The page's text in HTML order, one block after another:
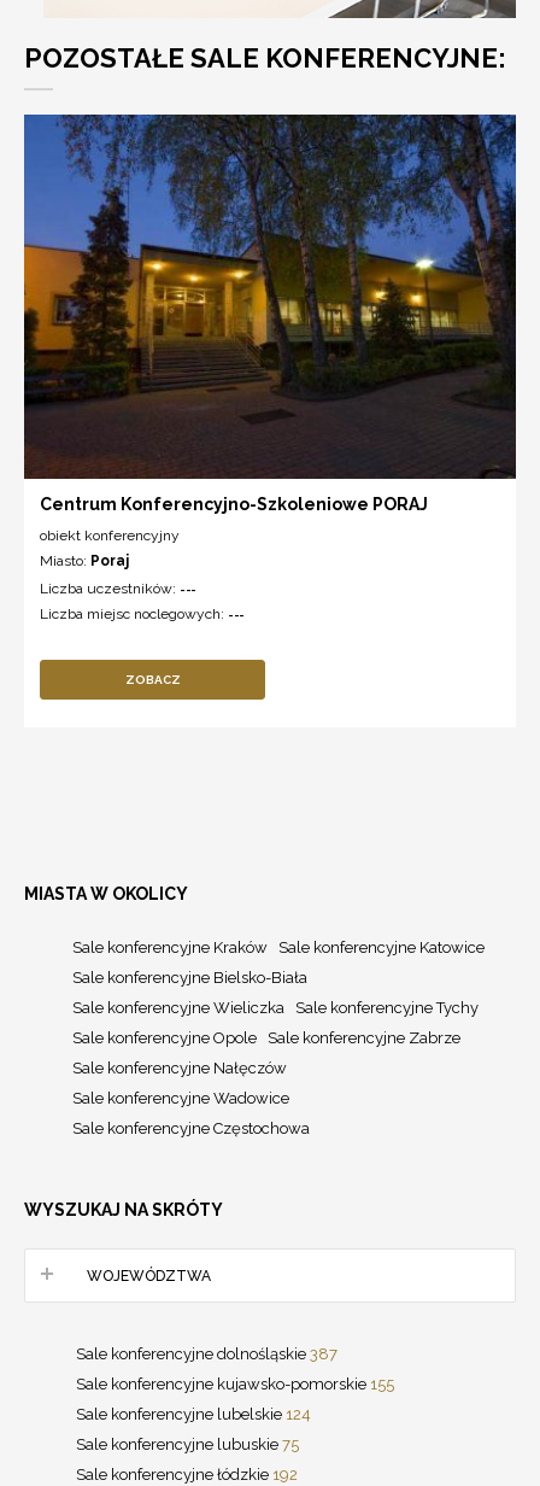
POZOSTAŁE SALE KONFERENCYJNE:
Centrum Konferencyjno-Szkoleniowe PORAJ
obiekt konferencyjny
Miasto: Poraj
Liczba uczestników: ---
Liczba miejsc noclegowych: ---
ZOBACZ
MIASTA W OKOLICY
Sale konferencyjne Kraków
Sale konferencyjne Katowice
Sale konferencyjne Bielsko-Biała
Sale konferencyjne Wieliczka
Sale konferencyjne Tychy
Sale konferencyjne Opole
Sale konferencyjne Zabrze
Sale konferencyjne Nałęczów
Sale konferencyjne Wadowice
Sale konferencyjne Częstochowa
WYSZUKAJ NA SKRÓTY
WOJEWÓDZTWA
Sale konferencyjne dolnośląskie 387
Sale konferencyjne kujawsko-pomorskie 155
Sale konferencyjne lubelskie 124
Sale konferencyjne lubuskie 75
Sale konferencyjne łódzkie 192